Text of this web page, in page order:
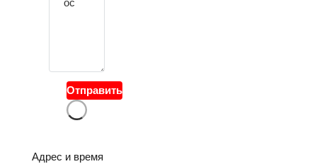
с
Отправить
Адрес и время